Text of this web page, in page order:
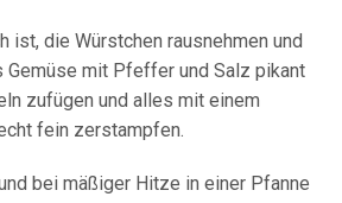
ist, die Würstchen rausnehmen und
mit Pfeffer und Salz pikant
zufügen und alles mit einem
fein zerstampfen.
bei mäßiger Hitze in einer Pfanne